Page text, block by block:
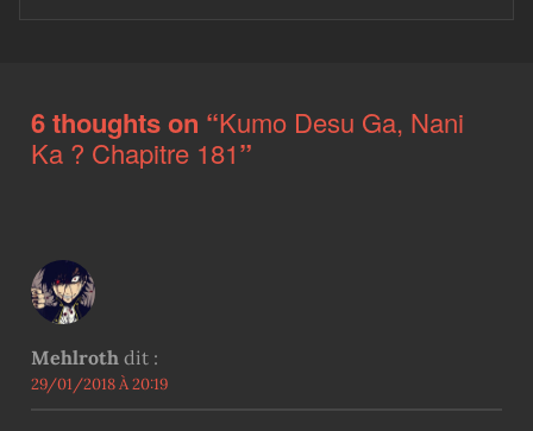
6 thoughts on “Kumo Desu Ga, Nani
Ka ? Chapitre 181”
Mehlroth dit :
29/01/2018 À 20:19